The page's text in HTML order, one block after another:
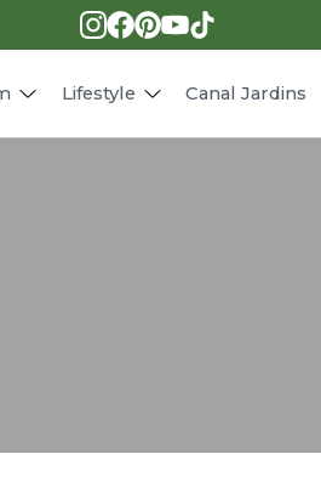
Lifestyle
Receitas
Canal Jardins